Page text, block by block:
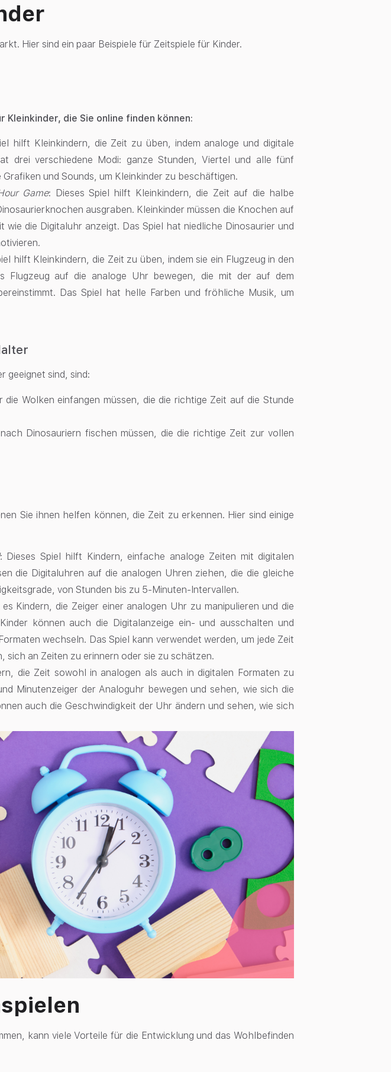
Hier sind ein paar Beispiele für Zeitspiele für Kinder.
die Sie online finden können:
hilft Kleinkindern, die Zeit zu üben, indem analoge und digitale
drei verschiedene Modi: ganze Stunden, Viertel und alle fünf
und Sounds, um Kleinkinder zu beschäftigen.
Game: Dieses Spiel hilft Kleinkindern, die Zeit auf die halbe
ausgraben. Kleinkinder müssen die Knochen auf
wie die Digitaluhr anzeigt. Das Spiel hat niedliche Dinosaurier und
hilft Kleinkindern, die Zeit zu üben, indem sie ein Flugzeug in den
Flugzeug auf die analoge Uhr bewegen, die mit der auf dem
Das Spiel hat helle Farben und fröhliche Musik, um
geeignet sind, sind:
die Wolken einfangen müssen, die die richtige Zeit auf die Stunde
Dinosauriern fischen müssen, die die richtige Zeit zur vollen
Sie ihnen helfen können, die Zeit zu erkennen. Hier sind einige
: Dieses Spiel hilft Kindern, einfache analoge Zeiten mit digitalen
die Digitaluhren auf die analogen Uhren ziehen, die die gleiche
von Stunden bis zu 5-Minuten-Intervallen.
Kindern, die Zeiger einer analogen Uhr zu manipulieren und die
können auch die Digitalanzeige ein- und ausschalten und
wechseln. Das Spiel kann verwendet werden, um jede Zeit
sich an Zeiten zu erinnern oder sie zu schätzen.
die Zeit sowohl in analogen als auch in digitalen Formaten zu
Minutenzeiger der Analoguhr bewegen und sehen, wie sich die
auch die Geschwindigkeit der Uhr ändern und sehen, wie sich
kann viele Vorteile für die Entwicklung und das Wohlbefinden